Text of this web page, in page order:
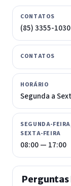
CONTATOS
(85) 3355-1030
CONTATOS
HORÁRIO
Segunda a
SEGUNDA-
SEXTA-FEIRA
08:00 — 17:00
Perguntas